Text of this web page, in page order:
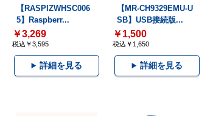
【RASPIZWHSC006
5】Raspberr...
￥3,269
税込￥3,595
詳細を見る
【MR-CH9329EMU-U
SB】USB接続版...
￥1,500
税込￥1,650
詳細を見る